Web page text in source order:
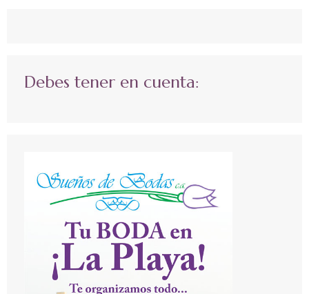
Debes tener en cuenta: